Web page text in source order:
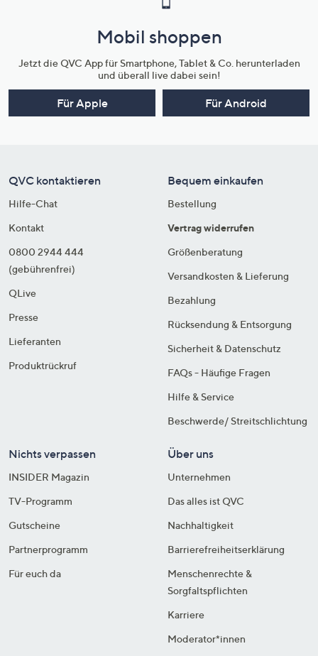
Mobil shoppen
Jetzt die QVC App für Smartphone, Tablet & Co. herunterladen
und überall live dabei sein!
Für Apple Für Android
QVC kontaktieren
Hilfe-Chat
Kontakt
0800 2944 444
(gebührenfrei)
QLive
Presse
Lieferanten
Produktrückruf
Bequem einkaufen
Bestellung
Vertrag widerrufen
Größenberatung
Versandkosten & Lieferung
Bezahlung
Rücksendung & Entsorgung
Sicherheit & Datenschutz
FAQs - Häufige Fragen
Hilfe & Service
Beschwerde/ Streitschlichtung
Nichts verpassen
INSIDER Magazin
TV-Programm
Gutscheine
Partnerprogramm
Für euch da
Über uns
Unternehmen
Das alles ist QVC
Nachhaltigkeit
Barrierefreiheitserklärung
Menschenrechte &
Sorgfaltspflichten
Karriere
Moderator*innen